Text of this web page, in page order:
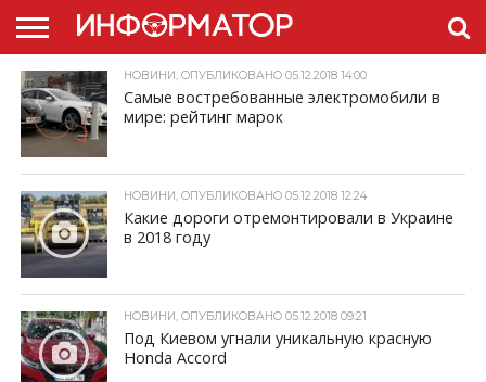
ГОЛОВНА
НОВИНИ
ПДР
УКРАЇНИ
РЕКЛАМА
ПРОЕКТЫ
НОВИНИ, ОПУБЛИКОВАНО 05.12.2018 14:00
Самые востребованные электромобили в
мире: рейтинг марок
НОВИНИ, ОПУБЛИКОВАНО 05.12.2018 12:24
Какие дороги отремонтировали в Украине
в 2018 году
НОВИНИ, ОПУБЛИКОВАНО 05.12.2018 09:21
Под Киевом угнали уникальную красную
Honda Аccord